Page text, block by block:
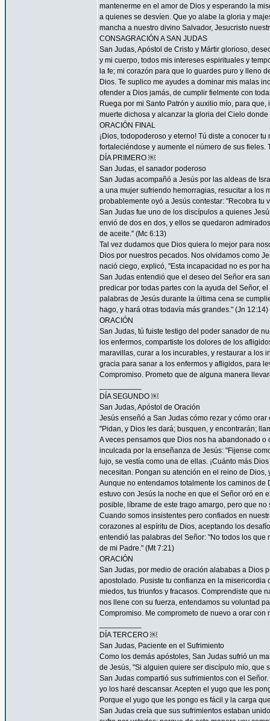
mantenerme en el amor de Dios y esperando la
a quienes se desvíen. Que yo alabe la gloria y
mancha a nuestro divino Salvador, Jesucristo
CONSAGRACIÓN A SAN JUDAS
San Judas, Apóstol de Cristo y Mártir glorioso,
y mi cuerpo, todos mis intereses espirituales y
la fe; mi corazón para que lo guardes puro y lleno
Dios. Te suplico me ayudes a dominar mis malas
ofender a Dios jamás, de cumplir fielmente con
Ruega por mi Santo Patrón y auxilio mío, para
muerte dichosa y alcanzar la gloria del Cielo
ORACIÓN FINAL
¡Dios, todopoderoso y eterno! Tú diste a conocer
fortaleciéndose y aumente el número de sus fieles.
DÍA PRIMERO ￼
San Judas, el sanador poderoso
San Judas acompañó a Jesús por las aldeas de
a una mujer sufriendo hemorragias, resucitar a los
probablemente oyó a Jesús contestar: "Recobra tu
San Judas fue uno de los discípulos a quienes
envió de dos en dos, y ellos se quedaron
de aceite." (Mc 6:13)
Tal vez dudamos que Dios quiera lo mejor para
Dios por nuestros pecados. Nos olvidamos como
nació ciego, explicó, "Esta incapacidad no es por
San Judas entendió que el deseo del Señor era
predicar por todas partes con la ayuda del Señor,
palabras de Jesús durante la última cena se
hago, y hará otras todavía más grandes." (Jn 12:14)
ORACIÓN
San Judas, tú fuiste testigo del poder sanador de
los enfermos, compartiste los dolores de los
maravillas, curar a los incurables, y restaurar a los
gracia para sanar a los enfermos y afligidos, para
Compromiso. Prometo que de alguna manera
DÍA SEGUNDO ￼
San Judas, Apóstol de Oración
Jesús enseñó a San Judas cómo rezar y cómo
"Pidan, y Dios les dará; busquen, y encontrarán;
A veces pensamos que Dios nos ha abandonado
inculcada por la enseñanza de Jesús: "Fijense
lujo, se vestía como una de ellas. ¡Cuánto más
necesitan. Pongan su atención en el reino de
Aunque no entendamos totalmente los caminos
estuvo con Jesús la noche en que el Señor oró en
posible, líbrame de este trago amargo, pero que
Cuando somos insistentes pero confiados en
corazones al espíritu de Dios, aceptando los
entendió las palabras del Señor: "No todos los
de mi Padre." (Mt 7:21)
ORACIÓN
San Judas, por medio de oración alababas a Dios
apostolado. Pusiste tu confianza en la
miedos, tus triunfos y fracasos. Comprendiste que
nos llene con su fuerza, entendamos su voluntad
Compromiso. Me comprometo de nuevo a orar
DÍA TERCERO ￼
San Judas, Paciente en el Sufrimiento
Como los demás apóstoles, San Judas sufrió un
de Jesús, "Si alguien quiere ser discípulo mío, que
San Judas compartió sus sufrimientos con el
yo los haré descansar. Acepten el yugo que les
Porque el yugo que les pongo es fácil y la carga
San Judas creía que sus sufrimientos estaban